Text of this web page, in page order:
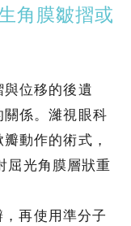
角膜皺摺或
位移的後遺
係。濰視眼科
動作的術式，
屈光角膜層狀重
再使用準分子